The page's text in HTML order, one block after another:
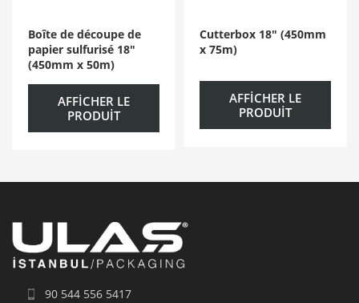
Boîte de découpe de
papier sulfurisé 18″
(450mm x 50m)
AFFICHER LE
PRODUIT
Cutterbox 18″ (450mm
x 75m)
AFFICHER LE
PRODUIT
90 544 556 5417